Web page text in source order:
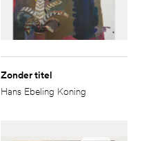
Zonder titel
Hans Ebeling Koning